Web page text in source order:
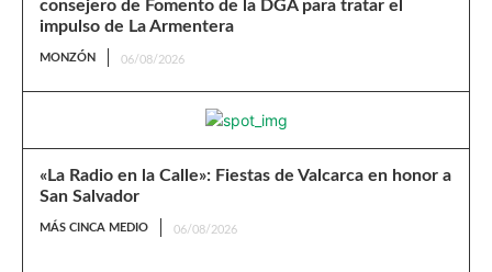
consejero de Fomento de la DGA para tratar el
impulso de La Armentera
MONZÓN 06/08/2026
«La Radio en la Calle»: Fiestas de Valcarca en honor a
San Salvador
MÁS CINCA MEDIO 06/08/2026